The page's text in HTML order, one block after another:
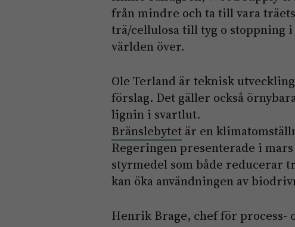
från mindre och ta till vara
trä/cellulosa till tyg o stoppning
världen över.
Ole Terland är teknisk
förslag. Det gäller också
lignin i svartlut.
Bränslebytet är en
Regeringen presenterade i
styrmedel som både reducerar
kan öka användningen av
Henrik Brage, chef för process-